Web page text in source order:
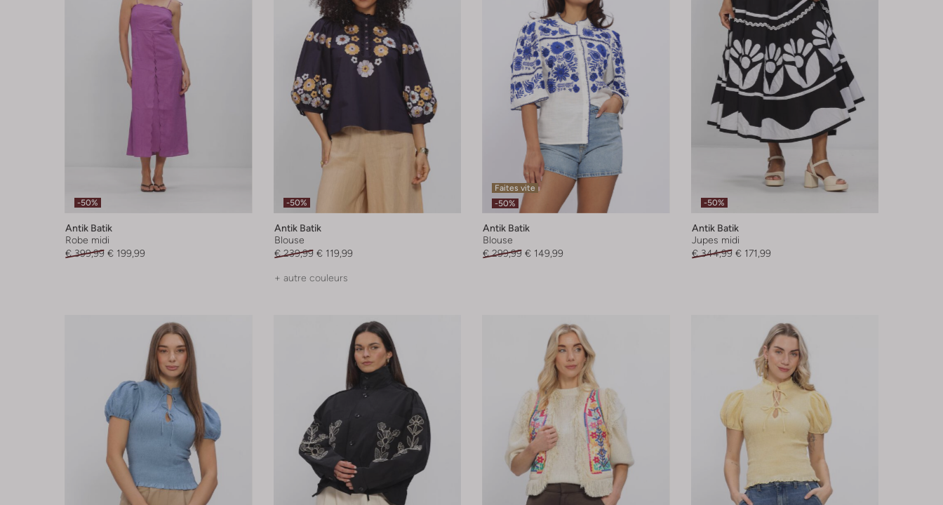
-50%
Antik Batik
Robe midi
€ 399,99 € 199,99
-50%
Antik Batik
Blouse
€ 239,99 € 119,99
+ autre couleurs
Faites vite
-50%
Antik Batik
Blouse
€ 299,99 € 149,99
-50%
Antik Batik
Jupes midi
€ 344,99 € 171,99